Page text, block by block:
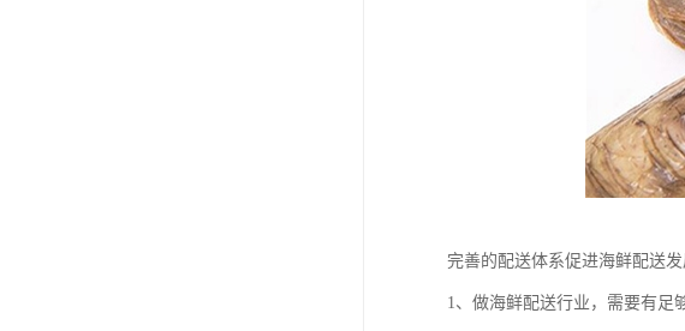
完善的配送体系促进海鲜配送发
1、做海鲜配送行业，需要有足